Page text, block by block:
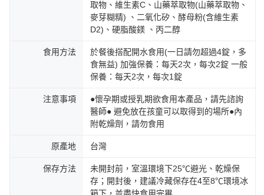
取物、維生素C、山藥萃取物(山藥萃取物、
麥芽糊精) 、二氧化矽、酵母粉(含維生素
D2)、硬脂酸鎂 、丙二醇
食用方法
於餐後搭配開水食用(一日請勿超過4錠，多
食無益) 加強保養：每天2次，每次2錠 一般
保養：每天2次，每次1錠
注意事項
●懷孕期或授乳期欲食用本產品，請先諮詢
醫師● 避免放在孩童可以取得到的場所●內
附乾燥劑，請勿食用
原產地 台灣
保存方法
未開封前，室溫環境下25℃避光、乾燥保
存；開封後，建議冷藏保存在4至8℃環境冰